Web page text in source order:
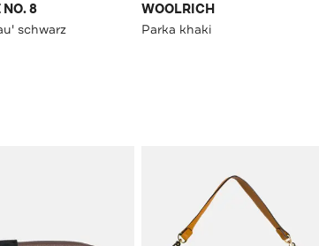
NO. 8
schwarz
WOOLRICH
Parka khaki